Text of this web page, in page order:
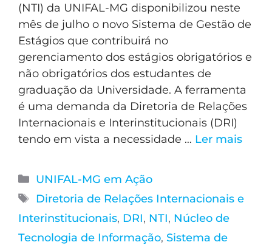
(NTI) da UNIFAL-MG disponibilizou neste
mês de julho o novo Sistema de Gestão de
Estágios que contribuirá no
gerenciamento dos estágios obrigatórios e
não obrigatórios dos estudantes de
graduação da Universidade. A ferramenta
é uma demanda da Diretoria de Relações
Internacionais e Interinstitucionais (DRI)
tendo em vista a necessidade … Ler mais
UNIFAL-MG em Ação
Diretoria de Relações Internacionais e
Interinstitucionais, DRI, NTI, Núcleo de
Tecnologia de Informação, Sistema de